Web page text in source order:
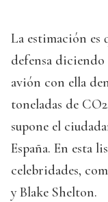
La estimación es
defensa diciendo
avión con ella
toneladas de
supone el
España. En esta
celebridades,
y Blake Shelton.